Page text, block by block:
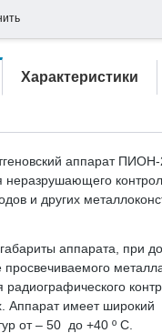
Характеристики
аппарат
неразрушающего
и других
аппарата, при
Аппарат имеет
от – 50 до +40 º С.